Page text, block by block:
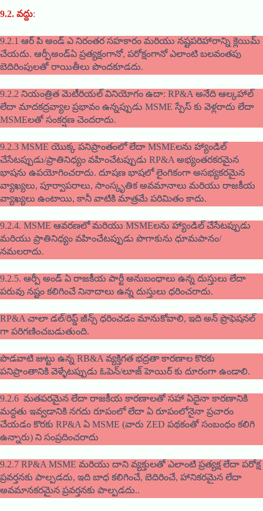
9.2. వద్దు:
9.2.1 ఆర్ పి అండ్ ఎ నిరంతర సహకారం మరియు నష్టపరిహారాన్ని క్లెయిమ్
చేయదు. ఆర్పీఅండ్ఏ ప్రత్యక్షంగానో, పరోక్షంగానో ఎలాంటి బలవంతపు
బెదిరింపులతో రాయితీలు పొందకూడదు.
9.2.2 నియంత్రిత మెటీరియల్ వినియోగం ఉదా: RP&A అనేది ఆల్కహాల్
లేదా మాదకద్రవ్యాల ప్రభావం ఉన్నప్పుడు MSME స్పేస్ కు వెళ్లరాదు లేదా
MSMEలతో సంకర్షణ చెందరాదు.
9.2.3 MSME యొక్క పనిప్రాంతంలో లేదా MSMEలను హ్యాండిల్
చేసేటప్పుడు/ప్రాతినిధ్యం వహించేటప్పుడు RP&A అభ్యంతరకరమైన
భాషను ఉపయోగించరాదు. దూషణ భాషలో లైంగికంగా అసభ్యకరమైన
వ్యాఖ్యలు, పూర్వాపరాలు, సాంస్కృతిక అవమానాలు మరియు రాజకీయ
వ్యాఖ్యలు ఉంటాయి, కానీ వాటికి మాత్రమే పరిమితం కాదు.
9.2.4. MSME ఆవరణలో మరియు MSMEలను హ్యాండిల్ చేసేటప్పుడు
మరియు ప్రాతినిధ్యం వహించేటప్పుడు పొగాకును ధూమపానం/
నమలరాదు.
9.2.5. ఆర్పీ అండ్ ఏ రాజకీయ పార్టీ అనుబంధాలు ఉన్న దుస్తులు లేదా
పరువు నష్టం కలిగించే నినాదాలు ఉన్న దుస్తులు ధరించరాదు.
RP&A చాలా డల్/రిప్డ్ జీన్స్ ధరించడం మానుకోవాలి, ఇది అన్ ప్రొఫెషనల్
గా పరిగణించబడుతుంది.
పొడవాటి జుట్టు ఉన్న RB&A వ్యక్తిగత భద్రతా కారణాల కొరకు
పనిప్రాంతానికి వెళ్ళేటప్పుడు ఓపెన్/లూజ్ హెయిర్ కు దూరంగా ఉండాలి.
9.2.6 మతపరమైన లేదా రాజకీయ కారణాలతో సహా ఏదైనా కారణానికి
మద్దతు ఇవ్వడానికి నగదు రూపంలో లేదా ఏ రూపంలోనైనా ప్రచారం
చేయడం కొరకు RP&A ఏ MSME (వారు ZED పథకంతో సంబంధం కలిగి
ఉన్నారు) ని సంప్రదించరాదు
9.2.7 RP&A MSME మరియు దాని వ్యక్తులతో ఎలాంటి ప్రత్యక్ష లేదా పరోక్ష
ప్రవర్తనకు పాల్పడదు, ఇది బాధ కలిగించే, బెదిరించే, హానికరమైన లేదా
అవమానకరమైన ప్రవర్తనకు పాల్పడదు..